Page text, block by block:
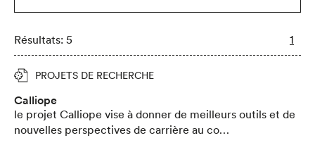
Résultats: 5 1
PROJETS DE RECHERCHE
Calliope
le projet Calliope vise à donner de meilleurs outils et de
nouvelles perspectives de carrière au co…